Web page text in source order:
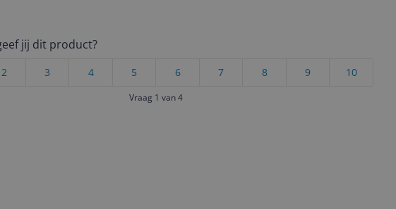
jij dit product?
10
9
8
7
6
5
4
3
2
Vraag 1 van 4